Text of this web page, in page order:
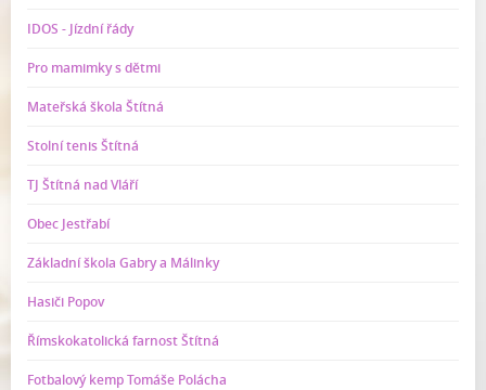
IDOS - Jízdní řády
Pro mamimky s dětmi
Mateřská škola Štítná
Stolní tenis Štítná
TJ Štítná nad Vláří
Obec Jestřabí
Základní škola Gabry a Málinky
Hasiči Popov
Římskokatolická farnost Štítná
Fotbalový kemp Tomáše Polácha